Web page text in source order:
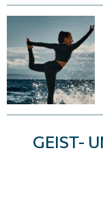
(15 Fotos)
GEIST-